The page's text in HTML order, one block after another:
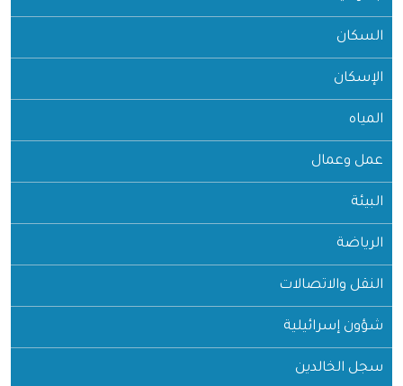
السكان
الإسكان
المياه
عمل وعمال
البيئة
الرياضة
النقل والاتصالات
شؤون إسرائيلية
سجل الخالدين